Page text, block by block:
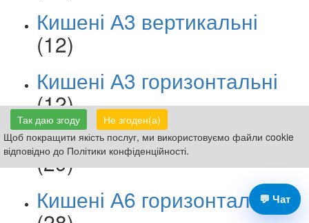
Так даю згоду
Не згоден(а)
Щоб покращити якість послуг, ми використовуємо файли cookie
відповідно до Політики конфіденційності.
Кишені А3 вертикальні
(12)
Кишені А3 горизонтальні
(12)
Кишені А6 вертикальні
(29)
Кишені А6 горизонтальні
💬 Чат